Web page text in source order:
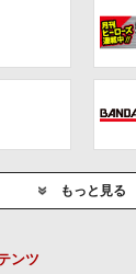
もっと見る
ンツ